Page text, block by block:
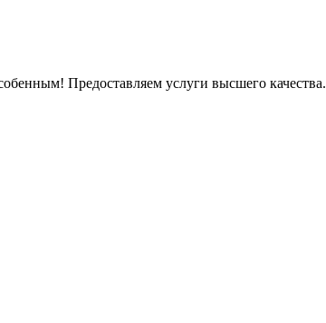
Предоставляем услуги высшего качества.